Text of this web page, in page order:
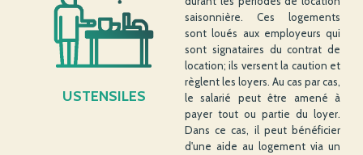
USTENSILES
saisonnière. Ces logements
sont loués aux employeurs qui
sont signataires du contrat de
location; ils versent la caution et
règlent les loyers. Au cas par cas,
le salarié peut être amené à
payer tout ou partie du loyer.
Dans ce cas, il peut bénéficier
d'une aide au logement via un